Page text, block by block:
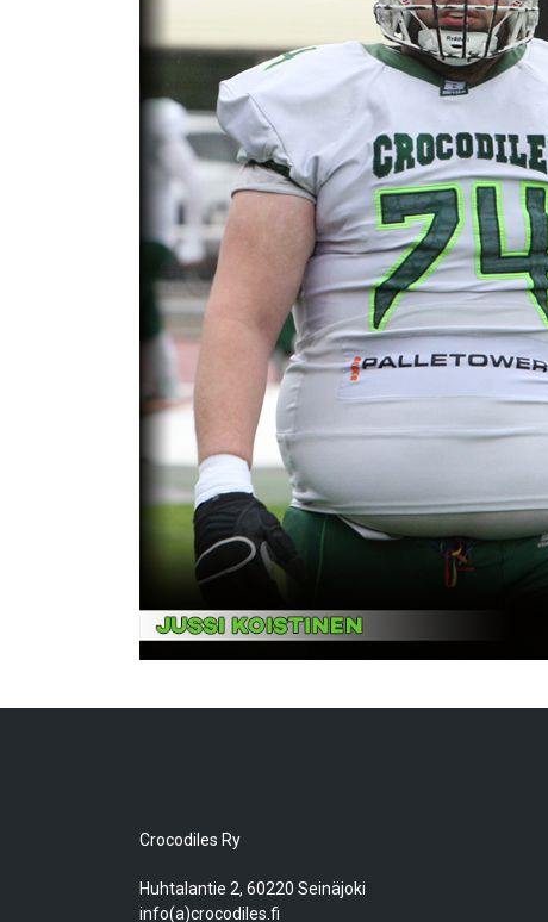
Crocodiles Ry
Huhtalantie 2, 60220 Seinäjoki
info(a)crocodiles.fi